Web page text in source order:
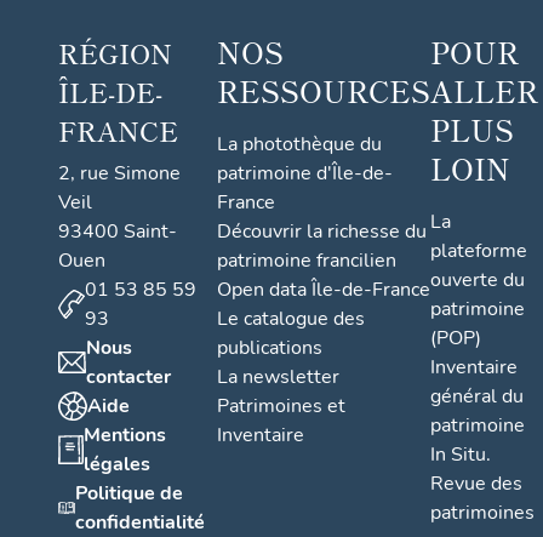
RÉGION
ÎLE-DE-
FRANCE
2, rue Simone
Veil
93400 Saint-
Ouen
01 53 85 59
93
Nous
contacter
Aide
Mentions
légales
Politique de
confidentialité
NOS
RESSOURCES
La photothèque du
patrimoine d'Île-de-
France
Découvrir la richesse du
patrimoine francilien
Open data Île-de-France
Le catalogue des
publications
La newsletter
Patrimoines et
Inventaire
POUR
ALLER
PLUS
LOIN
La
plateforme
ouverte du
patrimoine
(POP)
Inventaire
général du
patrimoine
In Situ.
Revue des
patrimoines